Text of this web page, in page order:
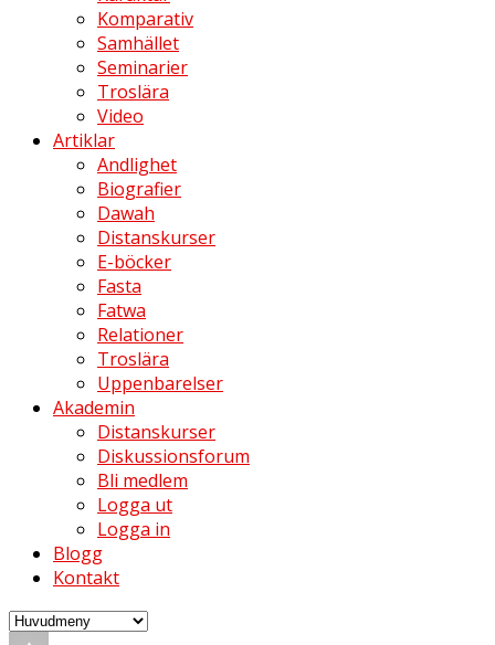
Komparativ
Samhället
Seminarier
Troslära
Video
Artiklar
Andlighet
Biografier
Dawah
Distanskurser
E-böcker
Fasta
Fatwa
Relationer
Troslära
Uppenbarelser
Akademin
Distanskurser
Diskussionsforum
Bli medlem
Logga ut
Logga in
Blogg
Kontakt